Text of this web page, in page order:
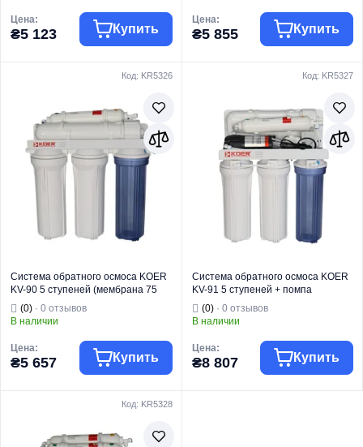
Цена:
₴5 123 Купить
Осмосы
Назначение
Для воды
Тип монтажа
Под мойку
Страна бренда
Украина
Цена:
₴5 855 Купить
Тип изделия
Осмосы
Назначение
Для воды
Тип монтажа
Под мойку
Страна бренда
Украина
Код: KR5326
Система обратного осмоса KOER
KV-90 5 ступеней (мембрана 75
галлон) (KR5326)
(0) · 0 отзывов
В наличии
Цена:
₴5 657 Купить
Тип изделия
Осмосы
Код: KR5327
Система обратного осмоса KOER
KV-91 5 ступеней + помпа
(мембрана 75 галлон) (KR5327)
(0)· 0 отзывов
В наличии
Цена:
₴8 807 Купить
Код: KR5328